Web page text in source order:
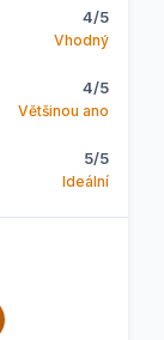
4/5
Vhodný
4/5
Většinou ano
5/5
Ideální